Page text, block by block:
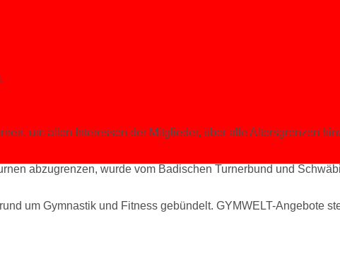
um allen Interessen der Mitglieder, über alle Altersgrenzen
abzugrenzen, wurde vom Badischen Turnerbund und
um Gymnastik und Fitness gebündelt. GYMWELT-Angebote